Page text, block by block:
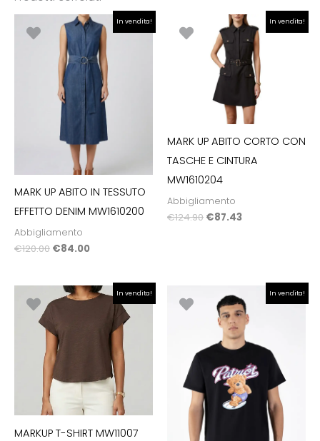
In vendita!
MARK UP ABITO IN TESSUTO
EFFETTO DENIM MW1610200
Abbigliamento
€120.00
prezzo
originale
era:
€120.00.
€84.00
Il
prezzo
attuale
è:
€84.00.
In vendita!
MARK UP ABITO CORTO CON
TASCHE E CINTURA
MW1610204
Abbigliamento
€124.90
prezzo
originale
era:
€124.90.
€87.43
Il
prezzo
attuale
è:
€87.43.
In vendita!
MARKUP T-SHIRT MW11007
prezzo
era:
€24.90.
Il
prezzo
attuale
In vendita!
prezzo
originale
era:
€49.90.
prezzo
attuale
è:
€25.00.